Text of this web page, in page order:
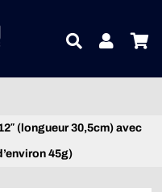
(longueur 30,5cm) avec
45g)